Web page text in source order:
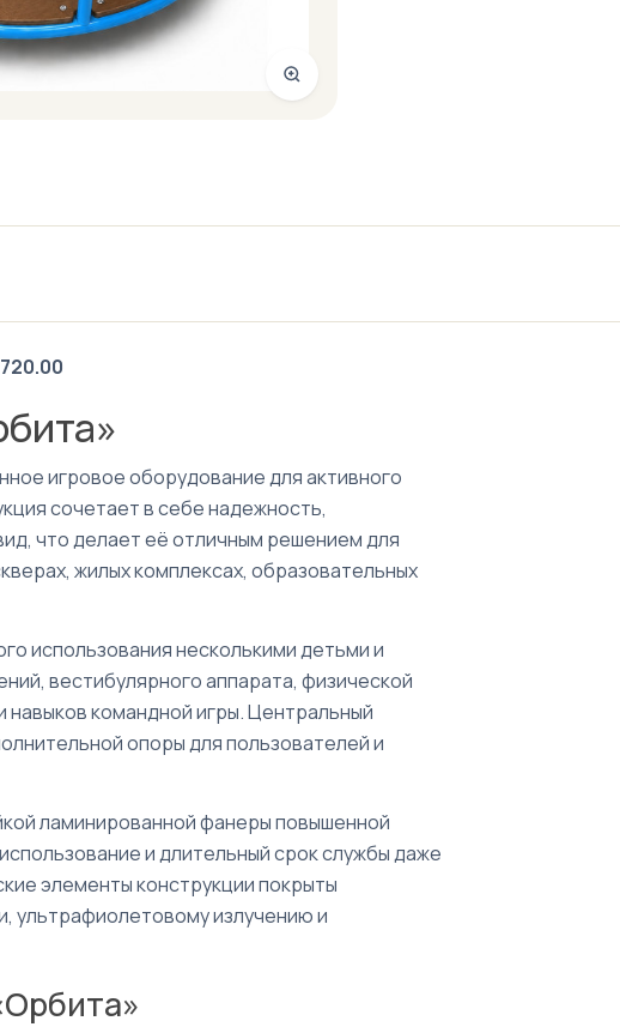
720.00
игровое оборудование для активного
сочетает в себе надежность,
что делает её отличным решением для
жилых комплексах, образовательных
использования несколькими детьми и
вестибулярного аппарата, физической
командной игры. Центральный
опоры для пользователей и
ламинированной фанеры повышенной
и длительный срок службы даже
элементы конструкции покрыты
ультрафиолетовому излучению и